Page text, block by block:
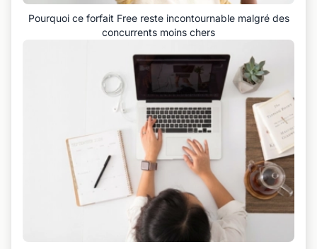
Pourquoi ce forfait Free reste incontournable malgré des
concurrents moins chers